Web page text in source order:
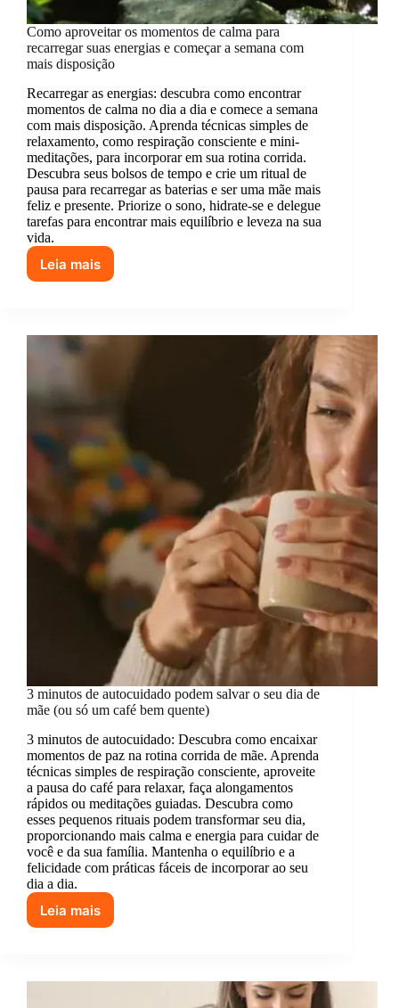
Como aproveitar os momentos de calma para
recarregar suas energias e começar a semana com
mais disposição
Recarregar as energias: descubra como encontrar
momentos de calma no dia a dia e comece a semana
com mais disposição. Aprenda técnicas simples de
relaxamento, como respiração consciente e mini-
meditações, para incorporar em sua rotina corrida.
Descubra seus bolsos de tempo e crie um ritual de
pausa para recarregar as baterias e ser uma mãe mais
feliz e presente. Priorize o sono, hidrate-se e delegue
tarefas para encontrar mais equilíbrio e leveza na sua
vida.
Leia mais
Como
de
calma
recarregar
suas
energias
semana
com
mais
disposição
3 minutos de autocuidado podem salvar o seu dia de
mãe (ou só um café bem quente)
3 minutos de autocuidado: Descubra como encaixar
momentos de paz na rotina corrida de mãe. Aprenda
técnicas simples de respiração consciente, aproveite
a pausa do café para relaxar, faça alongamentos
rápidos ou meditações guiadas. Descubra como
esses pequenos rituais podem transformar seu dia,
proporcionando mais calma e energia para cuidar de
você e da sua família. Mantenha o equilíbrio e a
felicidade com práticas fáceis de incorporar ao seu
dia a dia.
Leia mais
3
podem